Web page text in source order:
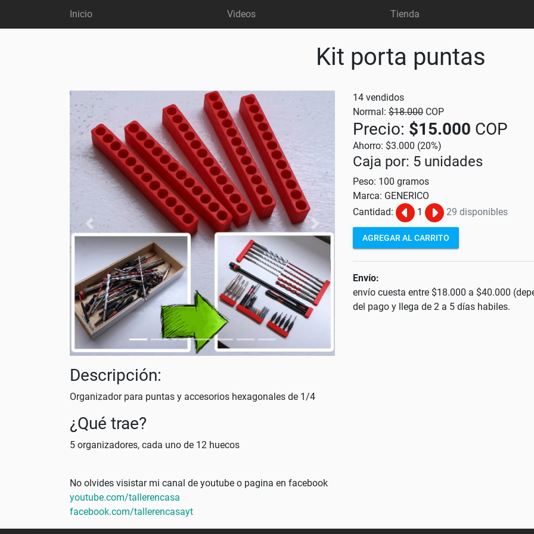
Inicio Videos Tienda
Kit porta puntas
Ant Sig
14 vendidos
Normal: $18.000 COP
Precio: $15.000 COP
Ahorro: $3.000 (20%)
Caja por: 5 unidades
Peso: 100 gramos
Marca: GENERICO
Cantidad:
1 29 disponibles
AGREGAR AL CARRITO
Envío:
envío cuesta entre $18.000 a $40.000
del pago y llega de 2 a 5 días habiles.
Descripción:
Organizador para puntas y accesorios hexagonales de 1/4
¿Qué trae?
5 organizadores, cada uno de 12 huecos
No olvides visistar mi canal de youtube o pagina en facebook
youtube.com/tallerencasa
facebook.com/tallerencasayt